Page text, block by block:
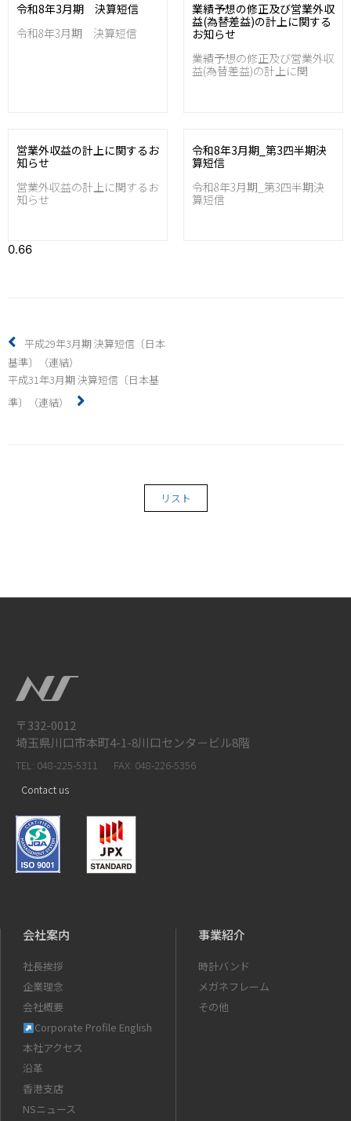
令和8年3月期 決算短信
令和8年3月期 決算短信
業績予想の修正及び営業外収
益(為替差益)の計上に関する
お知らせ
業績予想の修正及び営業外収
益(為替差益)の計上に関
営業外収益の計上に関するお
知らせ
営業外収益の計上に関するお
知らせ
令和8年3月期_第3四半期決
算短信
令和8年3月期_第3四半期決
算短信
平成29年3月期 決算短信〔日本
基準〕（連結）
平成31年3月期 決算短信〔日本基
準〕（連結）
リスト
〒332-0012
埼玉県川口市本町4-1-8川口センタ－ビル8階
TEL: 048-225-5311
FAX: 048-226-5356
Contact us
会社案内
社長挨拶
企業理念
会社概要
Corporate Profile English
本社アクセス
沿革
香港支店
NSニュース
事業紹介
時計バンド
メガネフレーム
その他